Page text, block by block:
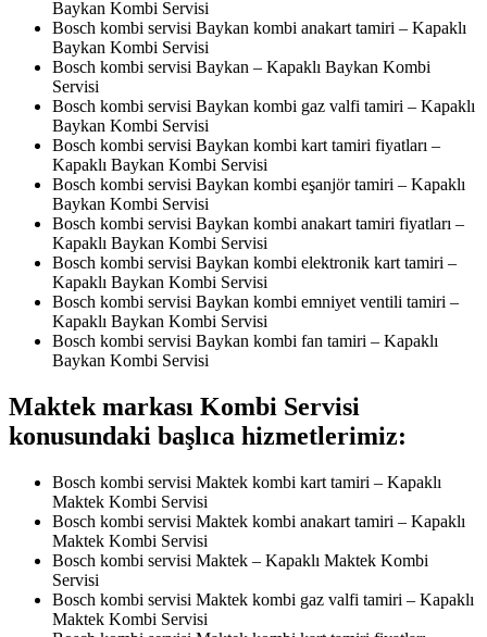
Baykan Kombi Servisi
Bosch kombi servisi Baykan kombi anakart tamiri – Kapaklı
Baykan Kombi Servisi
Bosch kombi servisi Baykan – Kapaklı Baykan Kombi
Servisi
Bosch kombi servisi Baykan kombi gaz valfi tamiri – Kapaklı
Baykan Kombi Servisi
Bosch kombi servisi Baykan kombi kart tamiri fiyatları –
Kapaklı Baykan Kombi Servisi
Bosch kombi servisi Baykan kombi eşanjör tamiri – Kapaklı
Baykan Kombi Servisi
Bosch kombi servisi Baykan kombi anakart tamiri fiyatları –
Kapaklı Baykan Kombi Servisi
Bosch kombi servisi Baykan kombi elektronik kart tamiri –
Kapaklı Baykan Kombi Servisi
Bosch kombi servisi Baykan kombi emniyet ventili tamiri –
Kapaklı Baykan Kombi Servisi
Bosch kombi servisi Baykan kombi fan tamiri – Kapaklı
Baykan Kombi Servisi
Maktek markası Kombi Servisi
konusundaki başlıca hizmetlerimiz:
Bosch kombi servisi Maktek kombi kart tamiri – Kapaklı
Maktek Kombi Servisi
Bosch kombi servisi Maktek kombi anakart tamiri – Kapaklı
Maktek Kombi Servisi
Bosch kombi servisi Maktek – Kapaklı Maktek Kombi
Servisi
Bosch kombi servisi Maktek kombi gaz valfi tamiri – Kapaklı
Maktek Kombi Servisi